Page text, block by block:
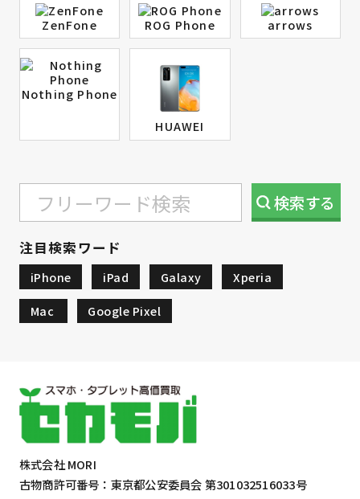
ZenFone ROG Phone arrows
Nothing Phone
HUAWEI
検索する
注目検索ワード
iPhone iPad Galaxy Xperia
Mac Google Pixel
株式会社 MORI
古物商許可番号：東京都公安委員会 第301032516033号